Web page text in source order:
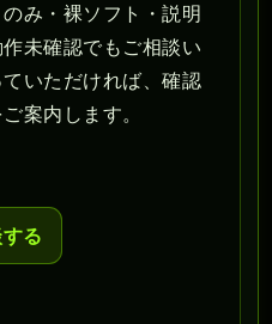
み・裸ソフト・説明
未確認でもご相談い
いただければ、確認
案内します。
る